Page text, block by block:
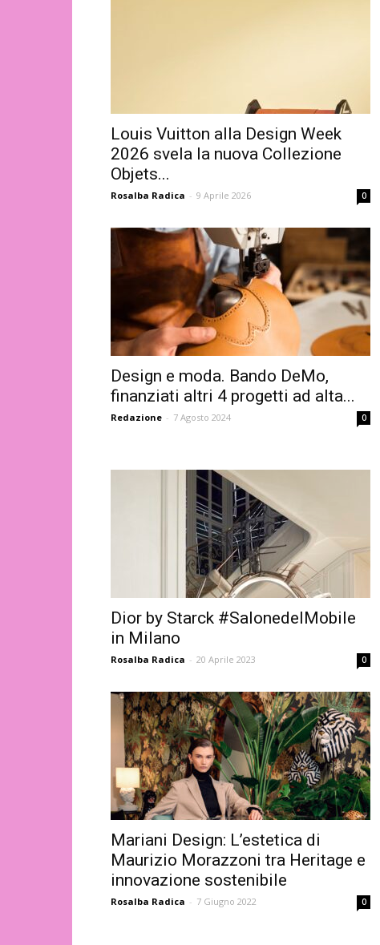
Louis Vuitton alla Design Week
2026 svela la nuova Collezione
Objets...
Rosalba Radica - 9 Aprile 2026 0
Design e moda. Bando DeMo,
finanziati altri 4 progetti ad alta...
Redazione - 7 Agosto 2024 0
Dior by Starck #SalonedelMobile
in Milano
Rosalba Radica - 20 Aprile 2023 0
Mariani Design: L’estetica di
Maurizio Morazzoni tra Heritage e
innovazione sostenibile
Rosalba Radica - 7 Giugno 2022 0